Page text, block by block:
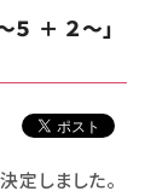
＋ ２～」
定しました。